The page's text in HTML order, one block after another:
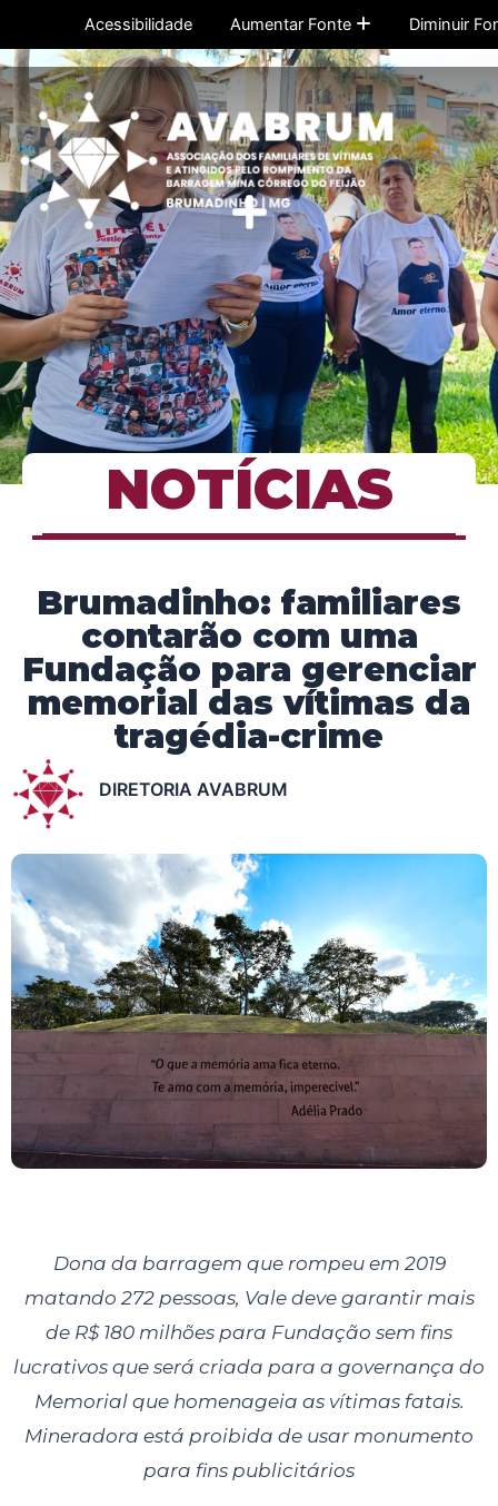
o
conteúdo
Acessibilidade Aumentar Fonte Diminuir
Menu
NOTÍCIAS
Brumadinho: familiares
contarão com uma
Fundação para gerenciar
memorial das vítimas da
tragédia-crime
DIRETORIA AVABRUM
Dona da barragem que rompeu em 2019
matando 272 pessoas, Vale deve garantir mais
de R$ 180 milhões para Fundação sem fins
lucrativos que será criada para a governança do
Memorial que homenageia as vítimas fatais.
Mineradora está proibida de usar monumento
para fins publicitários